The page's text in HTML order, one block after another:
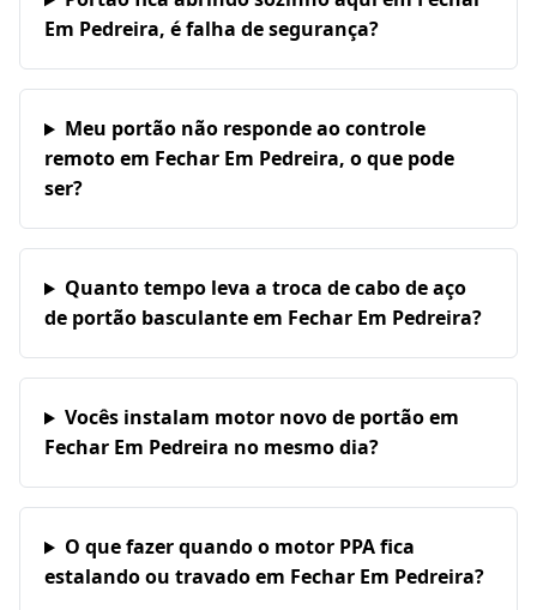
Em Pedreira, é falha de segurança?
Meu portão não responde ao controle
remoto em Fechar Em Pedreira, o que pode
ser?
Quanto tempo leva a troca de cabo de aço
de portão basculante em Fechar Em Pedreira?
Vocês instalam motor novo de portão em
Fechar Em Pedreira no mesmo dia?
O que fazer quando o motor PPA fica
estalando ou travado em Fechar Em Pedreira?